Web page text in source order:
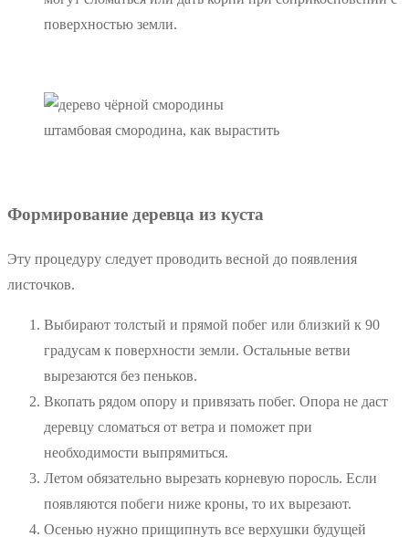
поверхностью земли.
штамбовая смородина, как вырастить
Формирование деревца из куста
Эту процедуру следует проводить весной до появления
листочков.
Выбирают толстый и прямой побег или близкий к 90
градусам к поверхности земли. Остальные ветви
вырезаются без пеньков.
Вкопать рядом опору и привязать побег. Опора не даст
деревцу сломаться от ветра и поможет при
необходимости выпрямиться.
Летом обязательно вырезать корневую поросль. Если
появляются побеги ниже кроны, то их вырезают.
Осенью нужно прищипнуть все верхушки будущей